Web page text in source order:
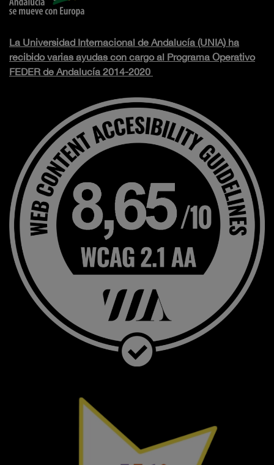
La Universidad Internacional de Andalucía (UNIA) ha
recibido varias ayudas con cargo al Programa Operativo
FEDER de Andalucía 2014-2020